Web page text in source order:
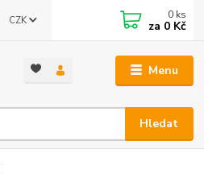
Menu
CZK
Hledat
0 ks
za 0 Kč